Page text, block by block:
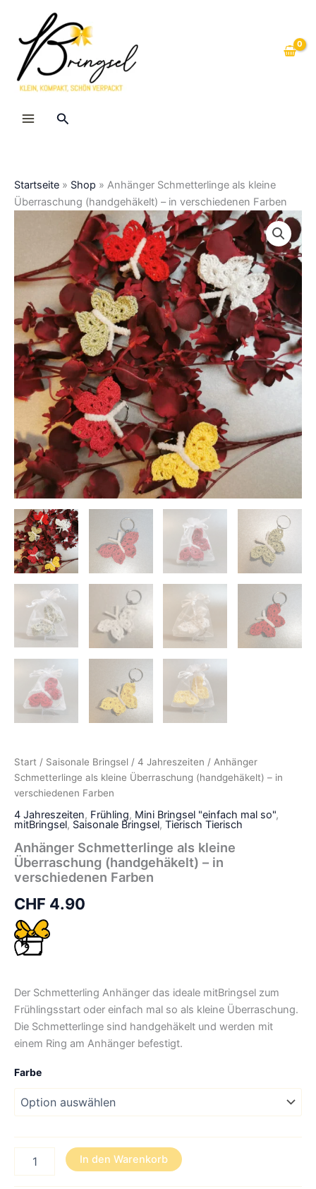
springen
Suche
Startseite » Shop » Anhänger Schmetterlinge als kleine
Überraschung (handgehäkelt) – in verschiedenen Farben
Start / Saisonale Bringsel / 4 Jahreszeiten / Anhänger
Schmetterlinge als kleine Überraschung (handgehäkelt) – in
verschiedenen Farben
4 Jahreszeiten, Frühling, Mini Bringsel "einfach mal so",
mitBringsel, Saisonale Bringsel, Tierisch Tierisch
Anhänger Schmetterlinge als kleine
Überraschung (handgehäkelt) – in
verschiedenen Farben
CHF 4.90
Der Schmetterling Anhänger das ideale mitBringsel zum
Frühlingsstart oder einfach mal so als kleine Überraschung.
Die Schmetterlinge sind handgehäkelt und werden mit
einem Ring am Anhänger befestigt.
Farbe
Schmetterlinge
In den Warenkorb